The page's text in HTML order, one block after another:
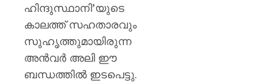
ഹിന്ദുസ്ഥാനി’യുടെ
കാലത്ത് സഹതാരവും
സുഹൃത്തുമായിരുന്ന
അൻവർ അലി ഈ
ബന്ധത്തിൽ ഇടപെട്ടു.